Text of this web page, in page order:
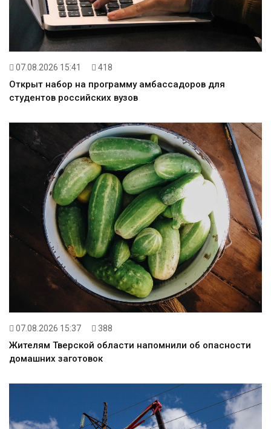
07.08.2026 15:41 418
Открыт набор на программу амбассадоров для
студентов российских вузов
07.08.2026 15:37 388
Жителям Тверской области напомнили об опасности
домашних заготовок